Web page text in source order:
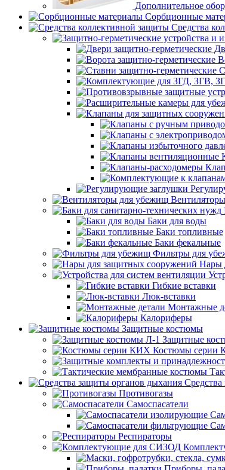
Дополнительное
Сорбционные
Средства
Баки для воды
Баки топливные
Баки фекальные
Фильтры для
Нары
Гибкие вставки
Люк-вставки
Монтажные
Калориферы
Защитные костюмы
Защитные
Костюмы серии
Противогазы
Самоспасатели
Респираторы